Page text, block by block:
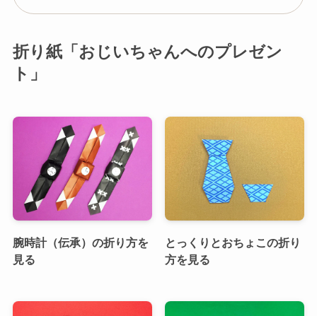
折り紙「おじいちゃんへのプレゼン
ト」
腕時計（伝承）の折り方を
見る
とっくりとおちょこの折り
方を見る